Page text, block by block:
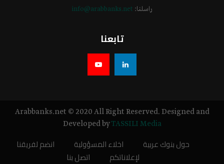
راسلنا: info@arabbanks.net
تابعنا
Arabbanks.net © 2020 All Right Reserved. Designed and
Developed byTASSILI Media
حول بنوك عربية اخلاء المسؤولية
انضم لفريقنا
لإعلاناتكم
اتصل بنا